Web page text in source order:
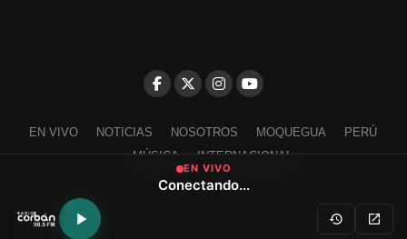
EN VIVO NOTICIAS NOSOTROS MOQUEGUA
PERÚ
MÚSICA
INTERNACIONAL
Escríbenos a contacto@radiocorban.com
EN VIVO
Conectando...